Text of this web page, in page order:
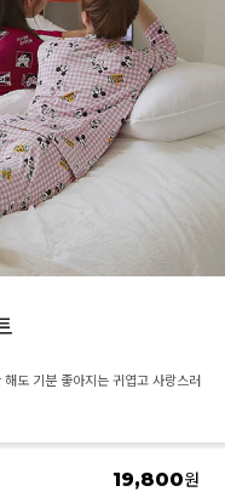
도 기분 좋아지는 귀엽고 사랑스러
19,800원